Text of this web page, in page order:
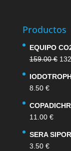
Productos
EQUIPO
159.00€ El
8.50 €
11.00 €
SERA
3.50 €